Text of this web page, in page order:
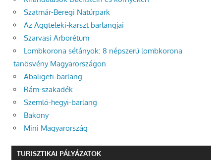
Szatmár-Beregi Natúrpark
Az Aggteleki-karszt barlangjai
Szarvasi Arborétum
Lombkorona sétányok: 8 népszerű lombkorona
tanösvény Magyarországon
Abaligeti-barlang
Rám-szakadék
Szemlő-hegyi-barlang
Bakony
Mini Magyarország
TURISZTIKAI PÁLYÁZATOK